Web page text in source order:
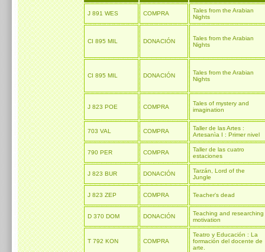
J 891 WES COMPRA
Tales from the Arabian
Nights
CI 895 MIL DONACIÓN
Tales from the Arabian
Nights
CI 895 MIL DONACIÓN
Tales from the Arabian
Nights
J 823 POE COMPRA
Tales of mystery and
imagination
703 VAL COMPRA
Taller de las Artes :
Artesanìa I : Primer nivel
790 PER COMPRA
Taller de las cuatro
estaciones
J 823 BUR DONACIÓN
Tarzán, Lord of the
Jungle
J 823 ZEP COMPRA Teacher's dead
D 370 DOM DONACIÓN
Teaching and researching
motivation
T 792 KON COMPRA
Teatro y Educación : La
formación del docente de
arte.